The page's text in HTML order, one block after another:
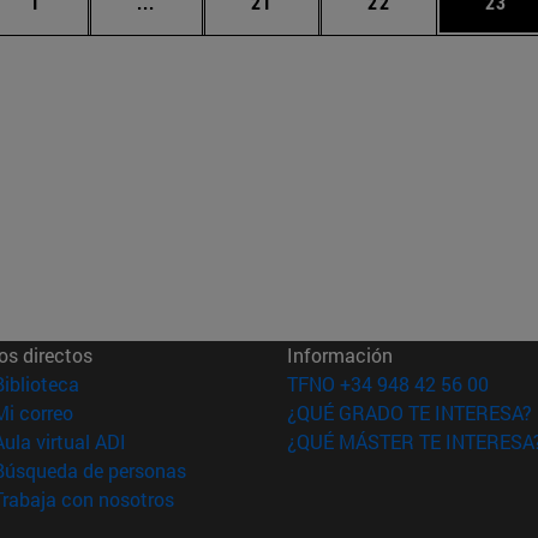
directos
(abre en nueva ventana)
correo(abre en nueva ventana)
virtual ADI (abre en nueva ventana)
de personas(abre en nueva ventana)
con nosotros(abre en nueva ventana)
Información
TFNO +34 948 42 56 00
¿QUÉ GRADO TE INTERESA?
¿QUÉ MÁSTER TE